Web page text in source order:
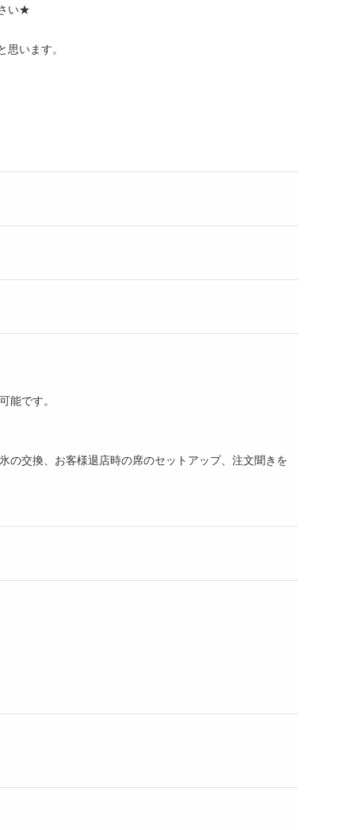
い★
います。
能です。
の交換、お客様退店時の席のセットアップ、注文聞きを